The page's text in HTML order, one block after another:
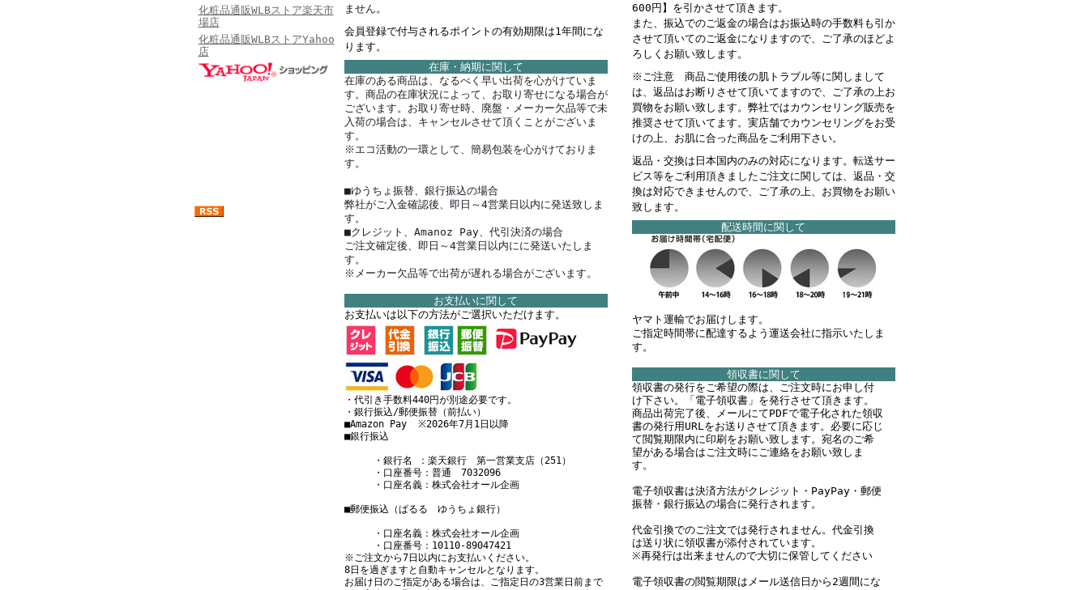
化粧品通販WLBストア楽天市
場店
化粧品通販WLBストアYahoo
店
ません。
会員登録で付与されるポイントの有効期限は1年間にな
ります。
在庫・納期に関して
在庫のある商品は、なるべく早い出荷を心がけていま
す。商品の在庫状況によって、お取り寄せになる場合が
ございます。お取り寄せ時、廃盤・メーカー欠品等で未
入荷の場合は、キャンセルさせて頂くことがございま
す。
※エコ活動の一環として、簡易包装を心がけておりま
す。
■ゆうちょ振替、銀行振込の場合
弊社がご入金確認後、即日～4営業日以内に発送致しま
す。
■クレジット、Amanoz Pay、代引決済の場合
ご注文確定後、即日～4営業日以内にに発送いたしま
す。
※メーカー欠品等で出荷が遅れる場合がございます。
お支払いに関して
お支払いは以下の方法がご選択いただけます。
・代引き手数料440円が別途必要です。
・銀行振込/郵便振替（前払い）
■Amazon Pay ※2026年7月1日以降
■銀行振込
・銀行名 ：楽天銀行 第一営業支店（251）
・口座番号：普通 7032096
・口座名義：株式会社オール企画
■郵便振込（ぱるる ゆうちょ銀行）
・口座名義：株式会社オール企画
・口座番号：10110-89047421
※ご注文から7日以内にお支払いください。
8日を過ぎますと自動キャンセルとなります。
お届け日のご指定がある場合は、ご指定日の3営業日前まで
600円】を引かさせて頂きます。
また、振込でのご返金の場合はお振込時の手数料も引か
させて頂いてのご返金になりますので、ご了承のほどよ
ろしくお願い致します。
※ご注意 商品ご使用後の肌トラブル等に関しまして
は、返品はお断りさせて頂いてますので、ご了承の上お
買物をお願い致します。弊社ではカウンセリング販売を
推奨させて頂いてます。実店舗でカウンセリングをお受
けの上、お肌に合った商品をご利用下さい。
返品・交換は日本国内のみの対応になります。転送サー
ビス等をご利用頂きましたご注文に関しては、返品・交
換は対応できませんので、ご了承の上、お買物をお願い
致します。
配送時間に関して
ヤマト運輸でお届けします。
ご指定時間帯に配達するよう運送会社に指示いたしま
す。
領収書に関して
領収書の発行をご希望の際は、ご注文時にお申し付
け下さい。「電子領収書」を発行させて頂きます。
商品出荷完了後、メールにてPDFで電子化された領収
書の発行用URLをお送りさせて頂きます。必要に応じ
て閲覧期限内に印刷をお願い致します。宛名のご希
望がある場合はご注文時にご連絡をお願い致しま
す。
電子領収書は決済方法がクレジット・PayPay・郵便
振替・銀行振込の場合に発行されます。
代金引換でのご注文では発行されません。代金引換
は送り状に領収書が添付されています。
※再発行は出来ませんので大切に保管してください
電子領収書の閲覧期限はメール送信日から2週間にな